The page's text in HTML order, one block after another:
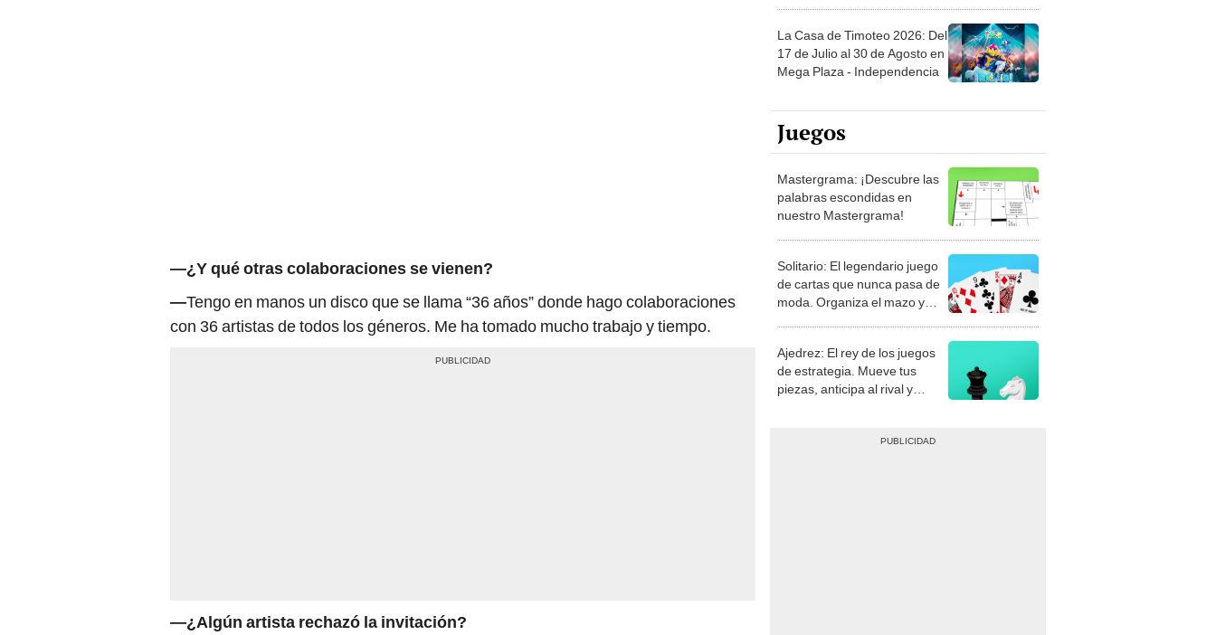
—¿Y qué otras colaboraciones se vienen?
—Tengo en manos un disco que se llama “36 años” donde hago colaboraciones
con 36 artistas de todos los géneros. Me ha tomado mucho trabajo y tiempo.
—¿Algún artista rechazó la invitación?
La Casa de Timoteo 2026: Del
17 de Julio al 30 de Agosto en
Mega Plaza - Independencia
Juegos
Mastergrama: ¡Descubre las
palabras escondidas en
nuestro Mastergrama!
Solitario: El legendario juego
de cartas que nunca pasa de
moda. Organiza el mazo y
Ajedrez: El rey de los juegos
de estrategia. Mueve tus
piezas, anticipa al rival y